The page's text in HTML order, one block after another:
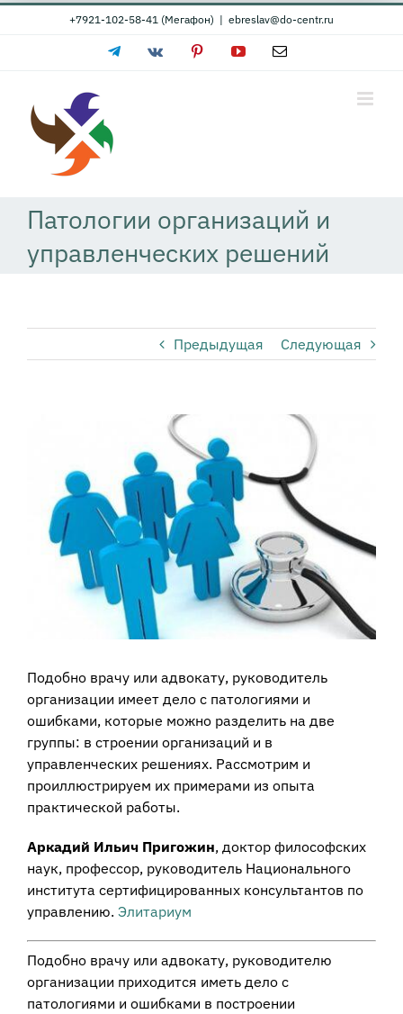
Skip
+7921-102-58-41 (Мегафон) | ebreslav@do-centr.ru
TelegramVk PinterestYouTubeEmail
Патологии организаций и
управленческих решений
Предыдущая Следующая
Подобно врачу или адвокату, руководитель
организации имеет дело с патологиями и
ошибками, которые можно разделить на две
группы: в строении организаций и в
управленческих решениях. Рассмотрим и
проиллюстрируем их примерами из опыта
практической работы.
Аркадий Ильич Пpигoжин, доктор философских
наук, профессор, руководитель Национального
института сертифицированных консультантов по
управлению. Элитариум
Подобно врачу или адвокату, руководителю
организации приходится иметь дело с
патологиями и ошибками в построении